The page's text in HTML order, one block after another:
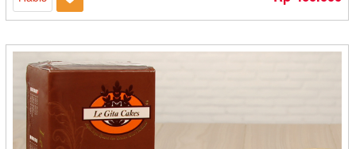
Randang Uni Dini - Payakumbuh
Raos Echo - Magelang
Raosflossroll - Purwakarta
Ratu Jengkol - Cilegon
RATU MIE KAKAP - Yogyakarta
Ratu Samban - Bengkulu